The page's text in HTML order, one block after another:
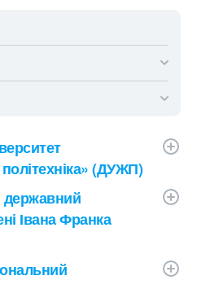
(ДУЖП)
Івана Франка